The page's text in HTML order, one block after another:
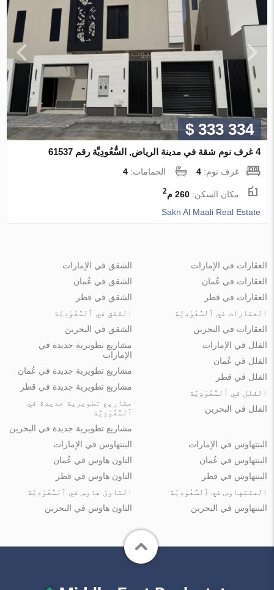
$ 333 334
4 غرف نوم شقة في مدينة الرياض, السُّعُودِيَّة رقم 61537
غرف نوم:4 الحمامات:4
مكان السكن:260 م 2
Sakn Al Maali Real Estate
العقارات في الإمارات
العقارات في عُمان
العقارات في قطر
العقارات في ٱلسُّعُوْدِيَّة
العقارات في البحرين
الشقق في الإمارات
الشقق في عُمان
الشقق في قطر
الشقق في ٱلسُّعُوْدِيَّة
الشقق في البحرين
الفلل في الإمارات
الفلل في عُمان
الفلل في قطر
الفلل في ٱلسُّعُوْدِيَّة
الفلل في البحرين
مشاريع تطويرية جديدة في
الإمارات
مشاريع تطويرية جديدة في عُمان
مشاريع تطويرية جديدة في قطر
مشاريع تطويرية جديدة في
ٱلسُّعُوْدِيَّة
مشاريع تطويرية جديدة في البحرين
البنتهاوس في الإمارات
البنتهاوس في عُمان
البنتهاوس في قطر
البنتهاوس في ٱلسُّعُوْدِيَّة
البنتهاوس في البحرين
البنتهاوس في الإمارات
التاون هاوس في عُمان
التاون هاوس في قطر
التاون هاوس في ٱلسُّعُوْدِيَّة
التاون هاوس في البحرين